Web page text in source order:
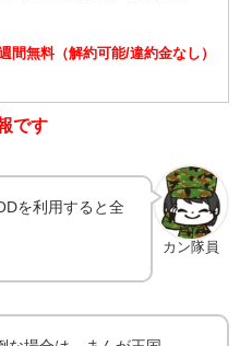
間無料（解約可能/違約金なし）
です
カン隊員
を利用すると全